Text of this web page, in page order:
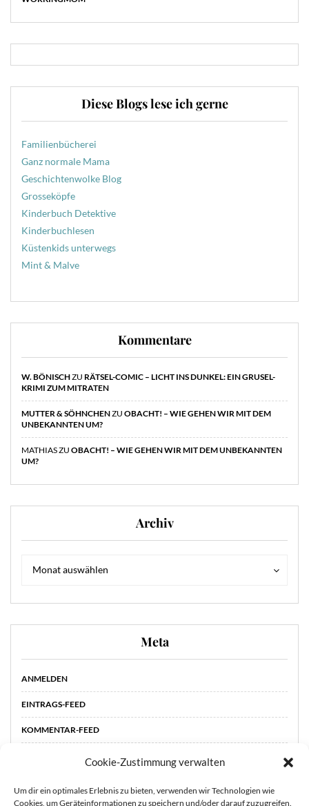
Cookie-Zustimmung verwalten
Um dir ein optimales Erlebnis zu bieten, verwenden wir Technologien wie
Cookies, um Geräteinformationen zu speichern und/oder darauf zuzugreifen.
Diese Blogs lese ich gerne
Familienbücherei
Ganz normale Mama
Geschichtenwolke Blog
Grosseköpfe
Kinderbuch Detektive
Kinderbuchlesen
Küstenkids unterwegs
Mint & Malve
Kommentare
W. BÖNISCHZU RÄTSEL-COMIC – LICHT INS DUNKEL: EIN GRUSEL-
KRIMI ZUM MITRATEN
MUTTER & SÖHNCHENZU OBACHT! – WIE GEHEN WIR MIT DEM
UNBEKANNTEN UM?
MATHIASZU OBACHT! – WIE GEHEN WIR MIT DEM UNBEKANNTEN
UM?
Archiv
Monat auswählen
Meta
ANMELDEN
EINTRAGS-FEED
KOMMENTAR-FEED